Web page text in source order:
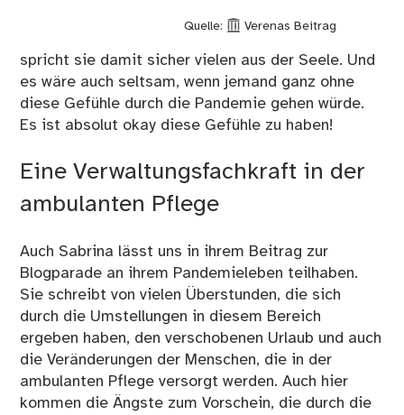
Quelle: Verenas Beitrag
spricht sie damit sicher vielen aus der Seele. Und
es wäre auch seltsam, wenn jemand ganz ohne
diese Gefühle durch die Pandemie gehen würde.
Es ist absolut okay diese Gefühle zu haben!
Eine Verwaltungsfachkraft in der
ambulanten Pflege
Auch Sabrina lässt uns in ihrem Beitrag zur
Blogparade an ihrem Pandemieleben teilhaben.
Sie schreibt von vielen Überstunden, die sich
durch die Umstellungen in diesem Bereich
ergeben haben, den verschobenen Urlaub und auch
die Veränderungen der Menschen, die in der
ambulanten Pflege versorgt werden. Auch hier
kommen die Ängste zum Vorschein, die durch die